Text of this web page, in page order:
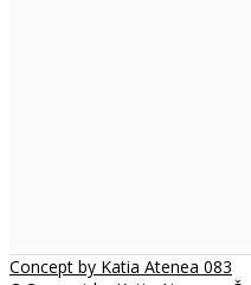
Concept by Katia Atenea 083